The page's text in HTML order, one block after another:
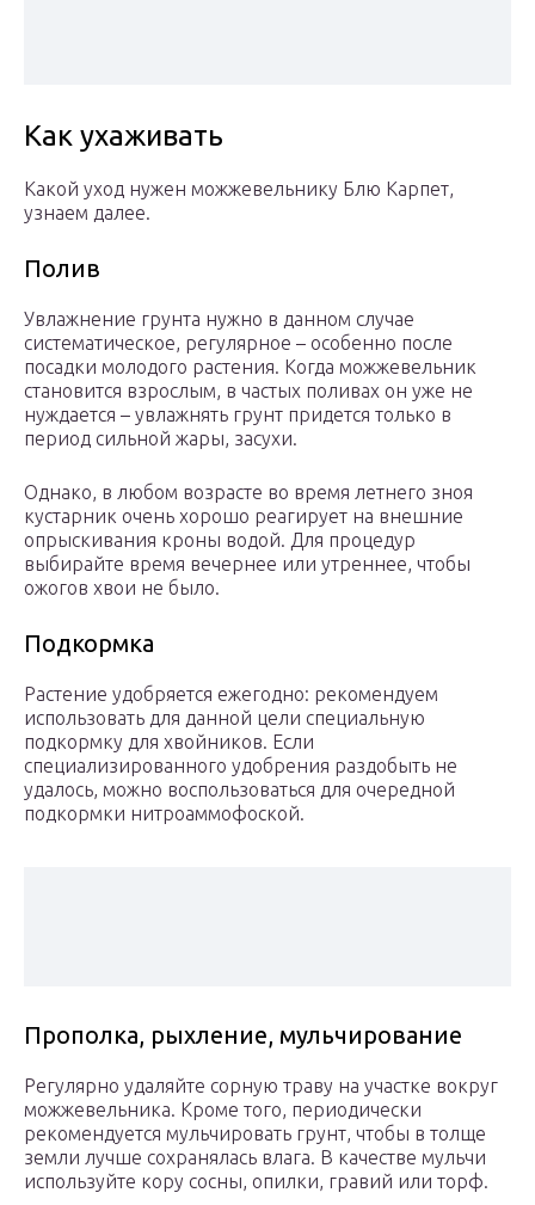
Как ухаживать
Какой уход нужен можжевельнику Блю Карпет,
узнаем далее.
Полив
Увлажнение грунта нужно в данном случае
систематическое, регулярное – особенно после
посадки молодого растения. Когда можжевельник
становится взрослым, в частых поливах он уже не
нуждается – увлажнять грунт придется только в
период сильной жары, засухи.
Однако, в любом возрасте во время летнего зноя
кустарник очень хорошо реагирует на внешние
опрыскивания кроны водой. Для процедур
выбирайте время вечернее или утреннее, чтобы
ожогов хвои не было.
Подкормка
Растение удобряется ежегодно: рекомендуем
использовать для данной цели специальную
подкормку для хвойников. Если
специализированного удобрения раздобыть не
удалось, можно воспользоваться для очередной
подкормки нитроаммофоской.
Прополка, рыхление, мульчирование
Регулярно удаляйте сорную траву на участке вокруг
можжевельника. Кроме того, периодически
рекомендуется мульчировать грунт, чтобы в толще
земли лучше сохранялась влага. В качестве мульчи
используйте кору сосны, опилки, гравий или торф.